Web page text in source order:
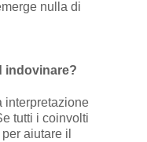
nulla di
indovinare?
interpretazione
tutti i coinvolti
aiutare il